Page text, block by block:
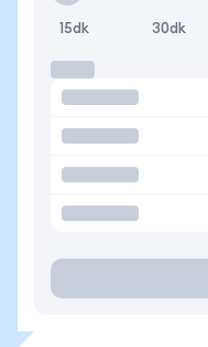
15dk 30dk